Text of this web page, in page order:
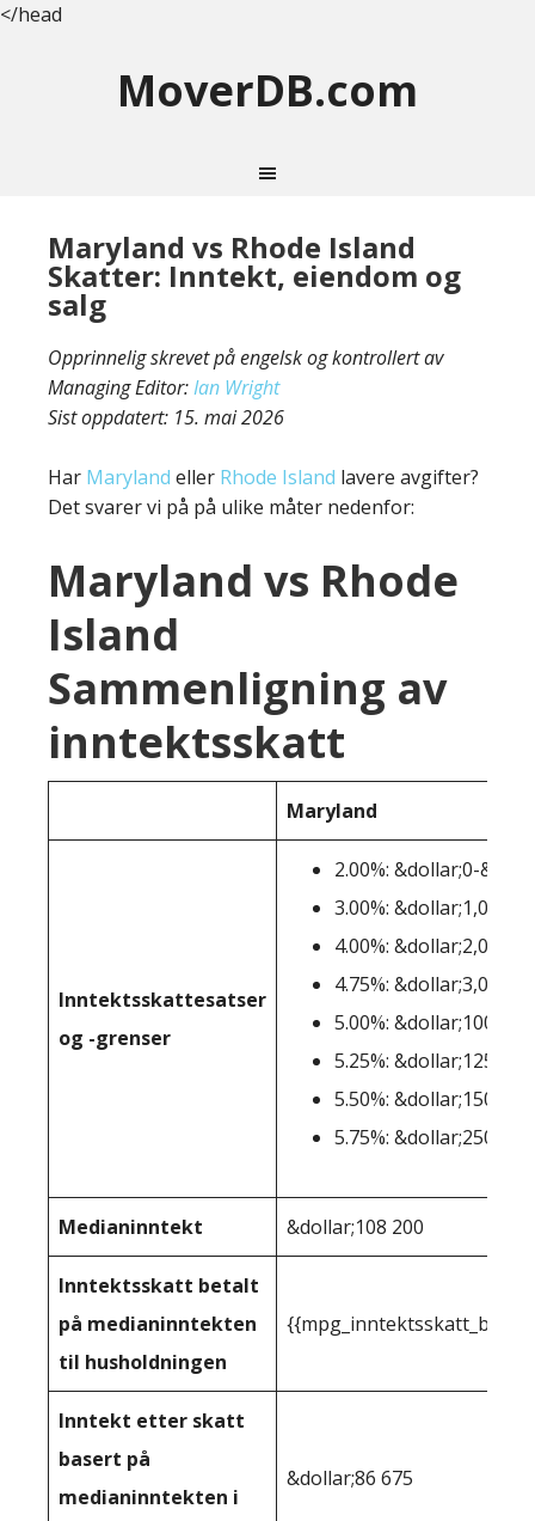
</head
MoverDB.com
Maryland vs Rhode Island
Skatter: Inntekt, eiendom og
salg
Opprinnelig skrevet på engelsk og kontrollert av
Managing Editor:Ian Wright
Sist oppdatert: 15. mai 2026
Har Maryland eller Rhode Island lavere avgifter?
Det svarer vi på på ulike måter nedenfor:
Maryland vs Rhode
Island
Sammenligning av
inntektsskatt
Maryland
Inntektsskattesatser
og -grenser
2.00%: &dollar;0-
3.00%: &dollar;1,001-
4.00%: &dollar;2,001-
4.75%: &dollar;3,001-
5.00%:
5.25%:
5.50%:
5.75%:
Medianinntekt &dollar;108 200
Inntektsskatt betalt
på medianinntekten
til husholdningen
Inntekt etter skatt
basert på
medianinntekten i
&dollar;86 675